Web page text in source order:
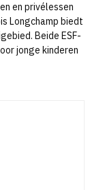
en privélessen
Longchamp biedt
Beide ESF-
jonge kinderen